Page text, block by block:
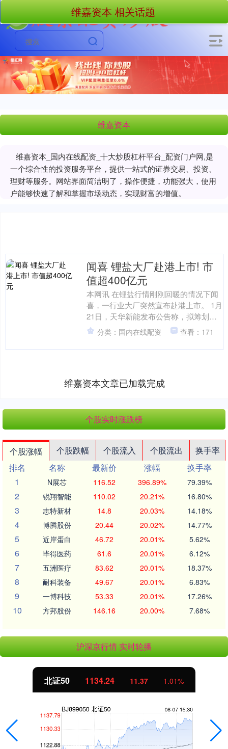
维嘉资本
维嘉资本_国内在线配资_十大炒股杠杆平台_配资门户网,是
一个综合性的投资服务平台，提供一站式的证券交易、投资、
理财等服务。网站界面简洁明了，操作便捷，功能强大，使用
户能够快速了解和掌握市场动态，实现财富的增值。
维嘉资本 相关话题
闻喜 锂盐大厂赴港上市! 市
值超400亿元
本网讯 在锂盐行情刚刚回暖的情况下闻
喜，一行业大厂突然宣布赴港上市。 1月
21日，天华新能发布公告称，拟筹划在
港交所发行H股并上市。根据公告披露，
本次赴港上市核....
分类：国内在线配资 查看：171
维嘉资本文章已加载完成
个股实时涨跌榜
个股涨幅 个股跌幅 个股流入 个股流出
换手率
排名
名称 最新价 涨幅
换手率
1
N展芯 116.52 396.89% 79.39%
2 锐翔智能 110.02 20.21% 16.80%
3 志特新材 14.8 20.03% 14.18%
4 博腾股份 20.44 20.02% 14.77%
5 近岸蛋白 46.72 20.01% 5.62%
6 毕得医药 61.6 20.01% 6.12%
7 五洲医疗 83.62 20.01% 18.37%
8 耐科装备 49.67 20.01% 6.83%
9 一博科技 53.33 20.01% 17.26%
10 方邦股份 146.16 20.00% 7.68%
沪深京行情 实时轮播
北证50 1134.24 11.37 1.01%